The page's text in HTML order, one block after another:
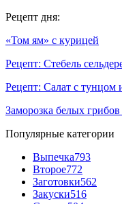
Рецепт дня:
«Том ям» с курицей
Рецепт: Стебель
Рецепт: Салат с
Заморозка белых
Популярные категории
Выпечка793
Второе772
Заготовки562
Закуски516